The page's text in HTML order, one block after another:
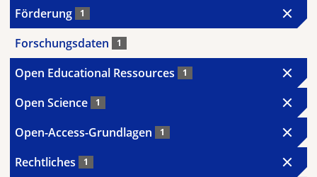
Förderung 1
Forschungsdaten 1
Open Educational Ressources 1
Open Science 1
Open-Access-Grundlagen 1
Rechtliches 1